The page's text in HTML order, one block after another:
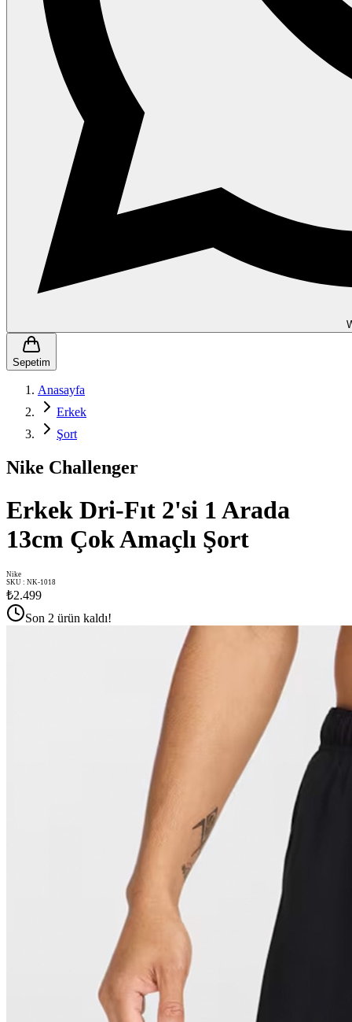
Sepetim
Anasayfa
Erkek
Şort
Nike Challenger
Erkek Dri-Fıt 2'si 1 Arada
13cm Çok Amaçlı Şort
Nike
SKU : NK-1018
₺2.499
Son 2 ürün kaldı!